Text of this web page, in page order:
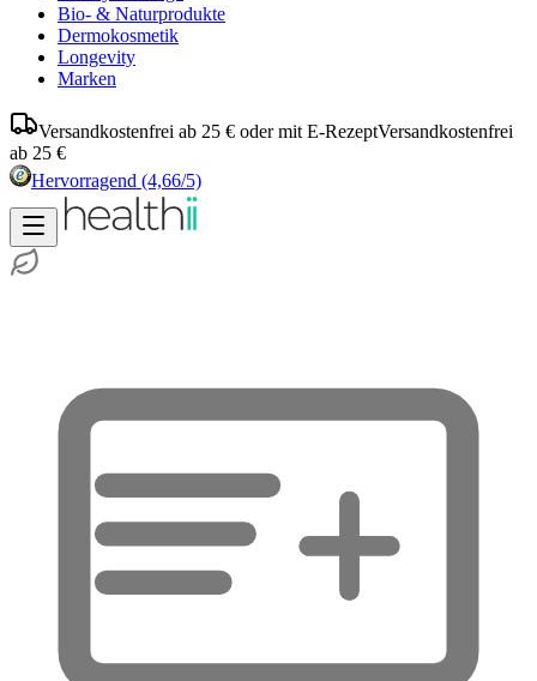
Bio- & Naturprodukte
Dermokosmetik
Longevity
Marken
Versandkostenfrei ab 25 € oder mit E-RezeptVersandkostenfrei
ab 25 €
Hervorragend (4,66/5)